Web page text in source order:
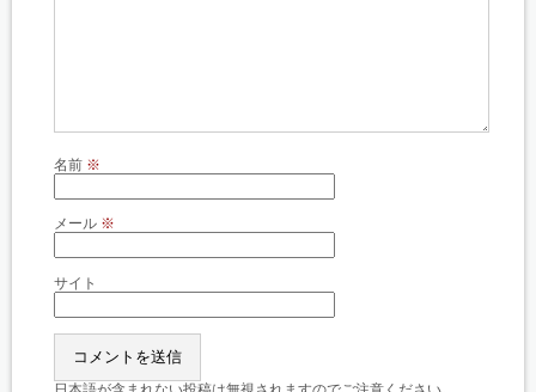
名前 ※
メール ※
サイト